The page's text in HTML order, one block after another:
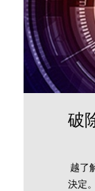
破
越了
決定